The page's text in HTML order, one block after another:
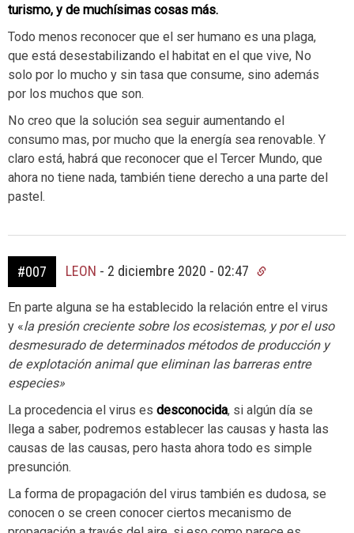
turismo, y de muchísimas cosas más.
Todo menos reconocer que el ser humano es una plaga,
que está desestabilizando el habitat en el que vive, No
solo por lo mucho y sin tasa que consume, sino además
por los muchos que son.
No creo que la solución sea seguir aumentando el
consumo mas, por mucho que la energía sea renovable. Y
claro está, habrá que reconocer que el Tercer Mundo, que
ahora no tiene nada, también tiene derecho a una parte del
pastel.
#007 LEON - 2 diciembre 2020 - 02:47
En parte alguna se ha establecido la relación entre el virus
y «la presión creciente sobre los ecosistemas, y por el uso
desmesurado de determinados métodos de producción y
de explotación animal que eliminan las barreras entre
especies»
La procedencia el virus es desconocida, si algún día se
llega a saber, podremos establecer las causas y hasta las
causas de las causas, pero hasta ahora todo es simple
presunción.
La forma de propagación del virus también es dudosa, se
conocen o se creen conocer ciertos mecanismo de